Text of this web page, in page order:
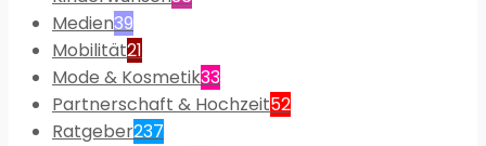
Medien39
Mobilität21
Mode & Kosmetik33
Partnerschaft & Hochzeit52
Ratgeber237